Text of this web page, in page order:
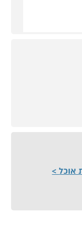
אוכל